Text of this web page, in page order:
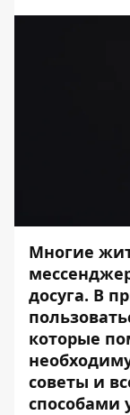
Многие
досуга. В
которые
советы и
способами